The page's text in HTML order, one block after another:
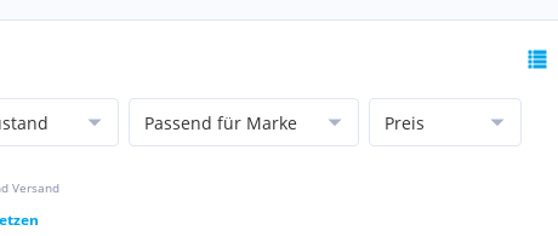
Passend für Marke Preis
Versand